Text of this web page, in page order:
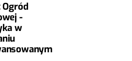
Ogród
-
w